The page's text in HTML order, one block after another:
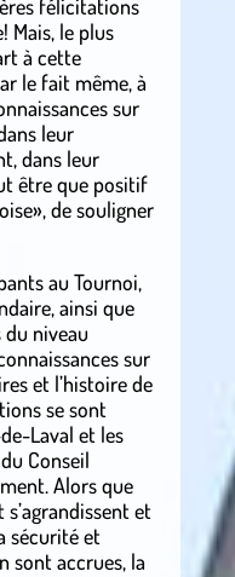
félicitations
Mais, le plus
à cette
le fait même, à
sur
leur
dans leur
être que positif
de souligner
au Tournoi,
ainsi que
niveau
sur
et l’histoire de
se sont
Laval et les
Conseil
Alors que
et
sécurité et
sont accrues, la